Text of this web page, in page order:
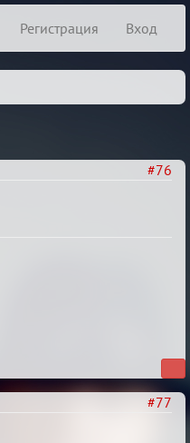
Регистрация Вход
#76
#77